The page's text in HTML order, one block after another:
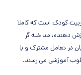
کودک است که کاملا
دهنده، مداخله گر
در تعامل مشترک و با
آموزشی می رسند.